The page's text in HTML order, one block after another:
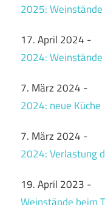
2025: Weinstände
17. April 2024 -
2024: Weinstände
7. März 2024 -
2024: neue Küche
7. März 2024 -
2024: Verlastung
19. April 2023 -